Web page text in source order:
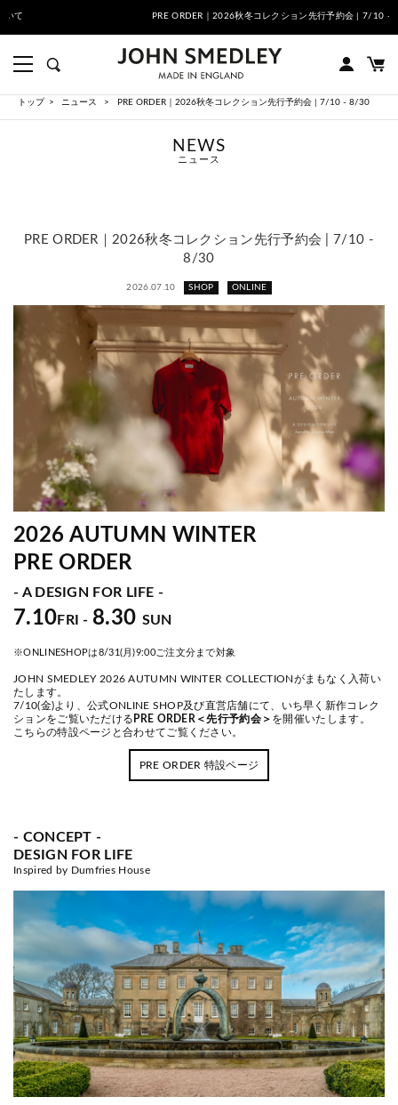
PRE ORDER｜2026秋冬コレクション先行予約会 | 7/10 - 8/30
トップ ニュース PRE ORDER｜2026秋冬コレクション先行予約会 | 7/10 - 8/30
NEWS
ニュース
PRE ORDER｜2026秋冬コレクション先行予約会 | 7/10 -
8/30
2026.07.10 SHOP ONLINE
2026 AUTUMN WINTER
PRE ORDER
- A DESIGN FOR LIFE -
7.10FRI - 8.30 SUN
※ONLINESHOPは8/31(月)9:00ご注文分まで対象
JOHN SMEDLEY 2026 AUTUMN WINTER COLLECTIONがまもなく入荷い
たします。
7/10(金)より、公式ONLINE SHOP及び直営店舗にて、いち早く新作コレク
ションをご覧いただける PRE ORDER＜先行予約会＞ を開催いたします。
こちらの特設ページと合わせてご覧ください。
PRE ORDER 特設ページ
- CONCEPT -
DESIGN FOR LIFE
Inspired by Dumfries House